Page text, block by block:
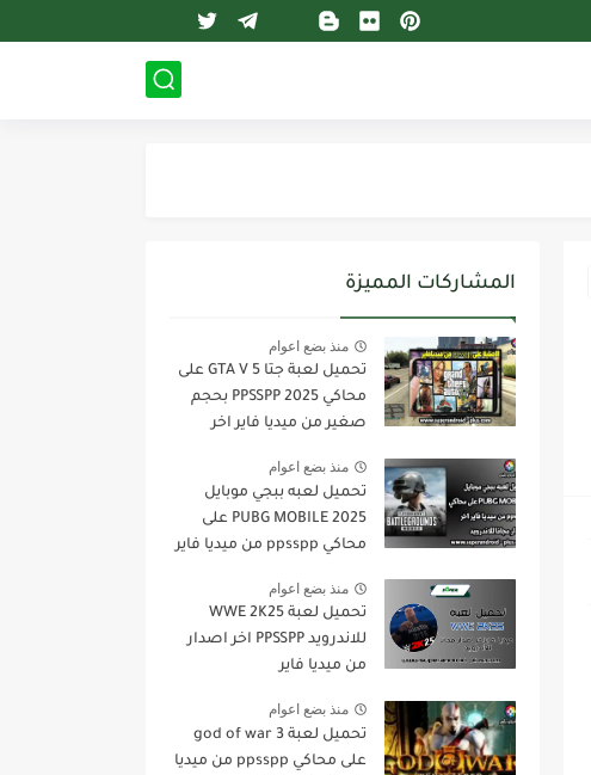
المشاركات المميزة
منذ بضع اعوام
تحميل لعبة جتا 5 GTA V على
محاكي PPSSPP 2025 بحجم
صغير من ميديا فاير اخر
منذ بضع اعوام
تحميل لعبه ببجي موبايل
PUBG MOBILE 2025 على
محاكي ppsspp من ميديا فاير
منذ بضع اعوام
تحميل لعبة WWE 2K25
للاندرويد PPSSPP اخر اصدار
من ميديا فاير
منذ بضع اعوام
تحميل لعبة god of war 3
على محاكي ppsspp من ميديا